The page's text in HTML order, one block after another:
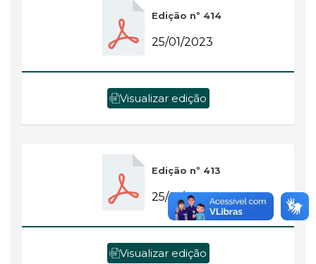
Edição nº 414
25/01/2023
Visualizar edição
Edição nº 413
25/01/2023
Visualizar edição